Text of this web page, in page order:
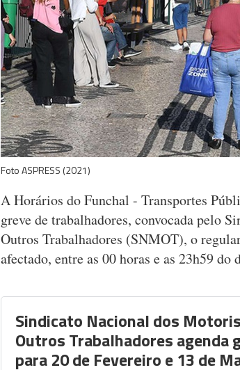
Foto ASPRESS (2021)
A Horários do Funchal - Transportes
greve de trabalhadores, convocada pelo
Outros Trabalhadores (SNMOT), o
afectado, entre as 00 horas e as 23h59 do
Sindicato Nacional dos
Outros Trabalhadores agenda
para 20 de Fevereiro e 13 de